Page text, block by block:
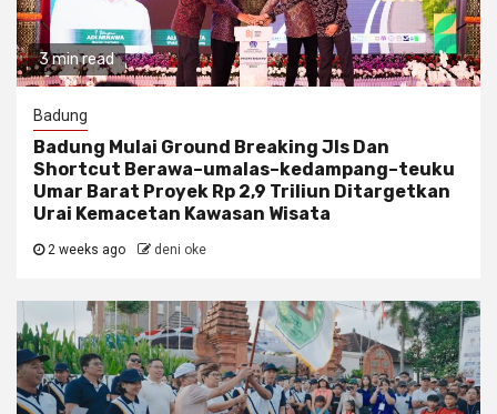
3 min read
Badung
Badung Mulai Ground Breaking Jls Dan
Shortcut Berawa–umalas–kedampang–teuku
Umar Barat Proyek Rp 2,9 Triliun Ditargetkan
Urai Kemacetan Kawasan Wisata
2 weeks ago deni oke